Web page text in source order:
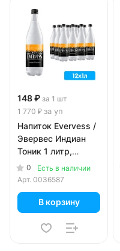
148 ₽ за 1 шт
1 770 ₽ за уп
Напиток Evervess /
Эвервес Индиан
Тоник 1 литр,
сильногазированный,
пэт, 12 шт. в уп.
0
Есть в наличии
Арт. 0036587
В корзину